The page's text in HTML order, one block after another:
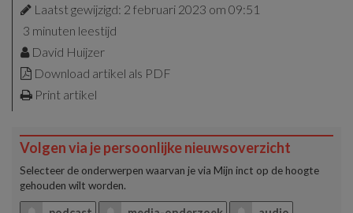
Laatst gewijzigd: 2 februari 2023 om 09:51
3 minuten leestijd
David Huijzer
Download artikel als PDF
Print artikel
Volgen via je persoonlijke nieuwsoverzicht
Selecteer de onderwerpen waarvan je via Mijn inct op de hoogte
gehouden wilt worden.